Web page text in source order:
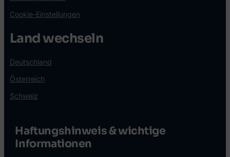
Cookie-Einstellungen
Land wechseln
Deutschland
Österreich
Schweiz
Haftungshinweis & wichtige
Informationen